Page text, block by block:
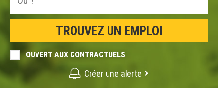
OUVERT AUX CONTRACTUELS
Créer une alerte